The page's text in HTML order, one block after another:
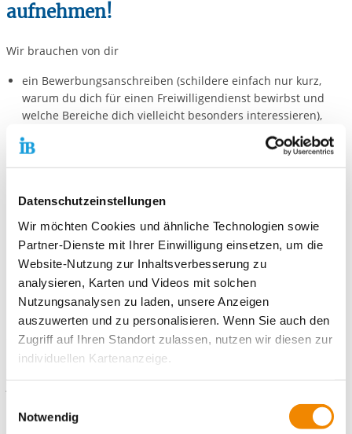
Datenschutzeinstellungen
Wir möchten Cookies und ähnliche Technologien sowie
Partner-Dienste mit Ihrer Einwilligung einsetzen, um die
Website-Nutzung zur Inhaltsverbesserung zu
analysieren, Karten und Videos mit solchen
Nutzungsanalysen zu laden, unsere Anzeigen
auszuwerten und zu personalisieren. Wenn Sie auch den
Zugriff auf Ihren Standort zulassen, nutzen wir diesen zur
individuellen Kartenanzeige.
unsere Partner Daten wie Ihre IP-Adresse und
Notwendig
aufnehmen!
Wir brauchen von dir
ein Bewerbungsanschreiben (schildere einfach nur kurz,
warum du dich für einen Freiwilligendienst bewirbst und
welche Bereiche dich vielleicht besonders interessieren),
eine Kopie deines letzten Zeugnisses.
eine Kopie des aktuellen Aufenthaltstitels (z. B. Visum) und
einen Nachweis über Kenntnisse der deutschen Sprache
(Sprachzertifikat).
Hast du noch Fragen zum Bewerbungsverfahren, zu freien
Plätzen oder technische Probleme bei der Online-Bewerbung?
Du erreichst uns telefonisch unter
+49 (0)89 411 472 710